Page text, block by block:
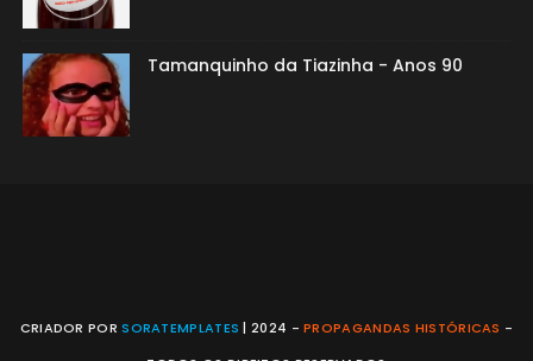
Tamanquinho da Tiazinha - Anos 90
CRIADOR PORSORATEMPLATES | 2024 -PROPAGANDAS HISTÓRICAS -